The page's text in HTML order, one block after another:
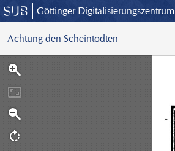
Göttinger Digitalisierungszentrum
Achtung den Scheintodten